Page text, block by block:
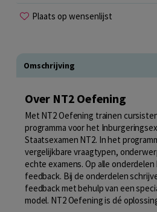
Plaats op wensenlijst
Omschrijving
Over NT2 Oefening
Met NT2 Oefening trainen
programma voor het
Staatsexamen NT2. In het
vergelijkbare vraagtypen,
echte examens. Op alle
feedback. Bij de onderdelen
feedback met behulp van een
model. NT2 Oefening is dé